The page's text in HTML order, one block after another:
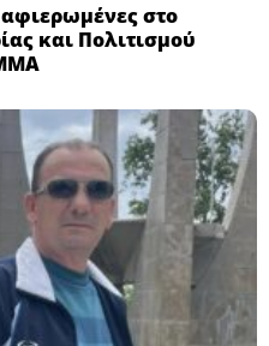
στο
και Πολιτισμού